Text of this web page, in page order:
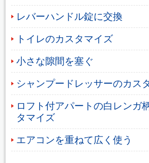
レバーハンドル錠に交換
トイレのカスタマイズ
小さな隙間を塞ぐ
シャンプードレッサーのカス
ロフト付アパートの白レンガ
タマイズ
エアコンを重ねて広く使う